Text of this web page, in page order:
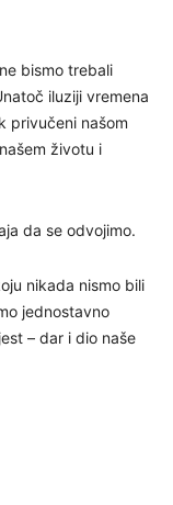
bismo trebali
iluziji vremena
privučeni našom
životu i
da se odvojimo.
nikada nismo bili
jednostavno
– dar i dio naše